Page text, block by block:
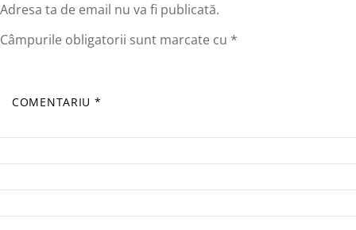
Adresa ta de email nu va fi publicată.
Câmpurile obligatorii sunt marcate cu *
COMENTARIU *